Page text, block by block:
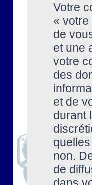
Votre
« votre
de
et une
votre
des
et de
durant
non.
de